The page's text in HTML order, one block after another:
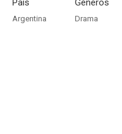
País
Argentina
Géneros
Drama